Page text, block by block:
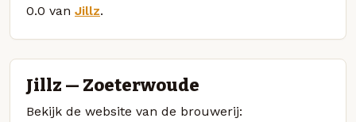
0.0 van Jillz.
Jillz — Zoeterwoude
Bekijk de website van de brouwerij: